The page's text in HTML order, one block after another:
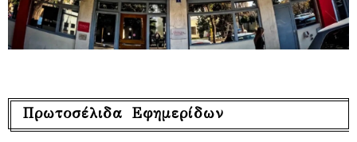
Πρωτοσέλιδα Εφημερίδων